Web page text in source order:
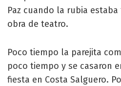
Paz cuando la rubia
obra de teatro.
Poco tiempo la parejita
poco tiempo y se casaron
fiesta en Costa Salguero.